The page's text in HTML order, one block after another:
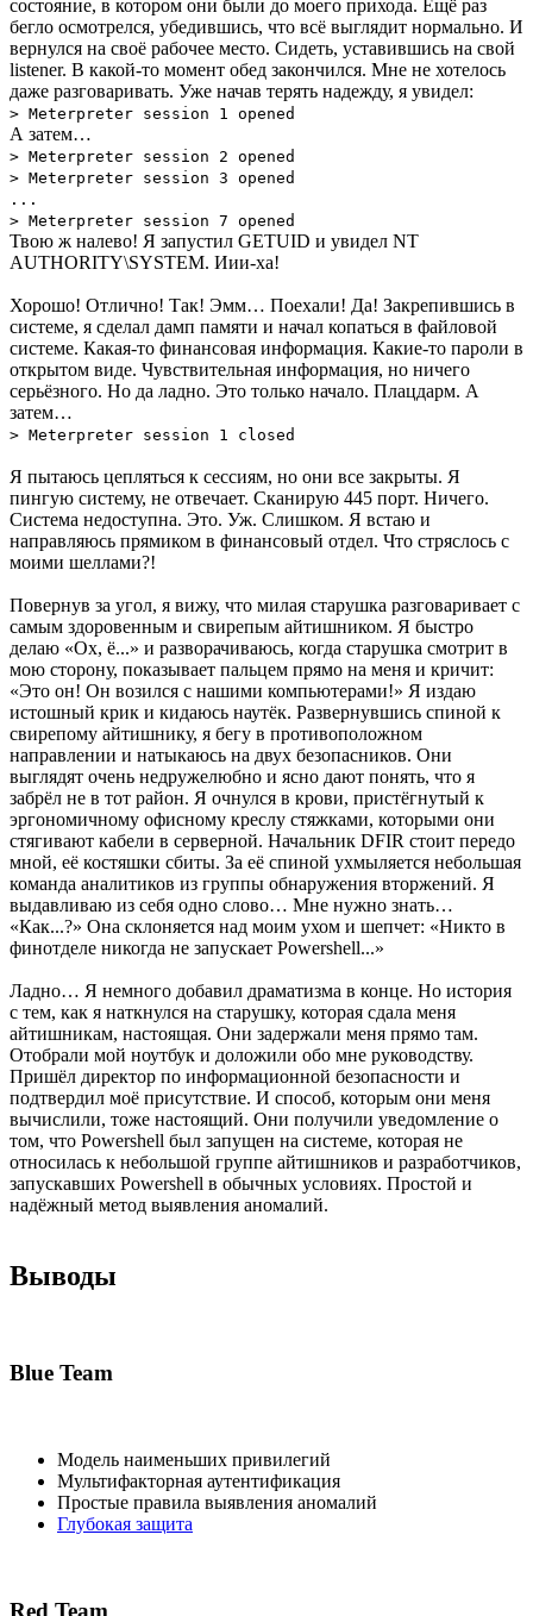
состояние, в котором они были до моего прихода. Ещё раз
бегло осмотрелся, убедившись, что всё выглядит нормально. И
вернулся на своё рабочее место. Сидеть, уставившись на свой
listener. В какой-то момент обед закончился. Мне не хотелось
даже разговаривать. Уже начав терять надежду, я увидел:
> Meterpreter session 1 opened
А затем…
> Meterpreter session 2 opened
> Meterpreter session 3 opened
...
> Meterpreter session 7 opened
Твою ж налево! Я запустил GETUID и увидел NT
AUTHORITY\SYSTEM. Иии-ха!
Хорошо! Отлично! Так! Эмм… Поехали! Да! Закрепившись в
системе, я сделал дамп памяти и начал копаться в файловой
системе. Какая-то финансовая информация. Какие-то пароли в
открытом виде. Чувствительная информация, но ничего
серьёзного. Но да ладно. Это только начало. Плацдарм. А
затем…
> Meterpreter session 1 closed
Я пытаюсь цепляться к сессиям, но они все закрыты. Я
пингую систему, не отвечает. Сканирую 445 порт. Ничего.
Система недоступна. Это. Уж. Слишком. Я встаю и
направляюсь прямиком в финансовый отдел. Что стряслось с
моими шеллами?!
Повернув за угол, я вижу, что милая старушка разговаривает с
самым здоровенным и свирепым айтишником. Я быстро
делаю «Ох, ё...» и разворачиваюсь, когда старушка смотрит в
мою сторону, показывает пальцем прямо на меня и кричит:
«Это он! Он возился с нашими компьютерами!» Я издаю
истошный крик и кидаюсь наутёк. Развернувшись спиной к
свирепому айтишнику, я бегу в противоположном
направлении и натыкаюсь на двух безопасников. Они
выглядят очень недружелюбно и ясно дают понять, что я
забрёл не в тот район. Я очнулся в крови, пристёгнутый к
эргономичному офисному креслу стяжками, которыми они
стягивают кабели в серверной. Начальник DFIR стоит передо
мной, её костяшки сбиты. За её спиной ухмыляется небольшая
команда аналитиков из группы обнаружения вторжений. Я
выдавливаю из себя одно слово… Мне нужно знать…
«Как...?» Она склоняется над моим ухом и шепчет: «Никто в
финотделе никогда не запускает Powershell...»
Ладно… Я немного добавил драматизма в конце. Но история
с тем, как я наткнулся на старушку, которая сдала меня
айтишникам, настоящая. Они задержали меня прямо там.
Отобрали мой ноутбук и доложили обо мне руководству.
Пришёл директор по информационной безопасности и
подтвердил моё присутствие. И способ, которым они меня
вычислили, тоже настоящий. Они получили уведомление о
том, что Powershell был запущен на системе, которая не
относилась к небольшой группе айтишников и разработчиков,
запускавших Powershell в обычных условиях. Простой и
надёжный метод выявления аномалий.
Выводы
Blue Team
Модель наименьших привилегий
Мультифакторная аутентификация
Простые правила выявления аномалий
Глубокая защита
Red Team